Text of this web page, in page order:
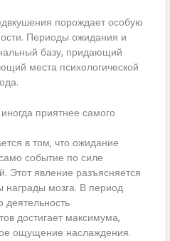
порождает особую
Периоды ожидания и
базу, придающий
места психологической
приятнее самого
в том, что ожидание
событие по силе
Этот явление разъясняется
мозга. В период
деятельность
достигает максимума,
ощущение наслаждения.